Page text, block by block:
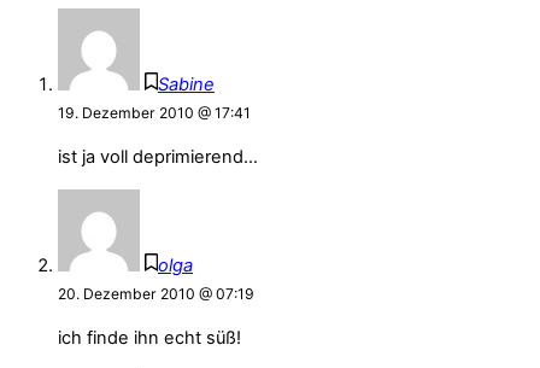
Sabine
19. Dezember 2010 @ 17:41
ist ja voll deprimierend…
olga
20. Dezember 2010 @ 07:19
ich finde ihn echt süß!